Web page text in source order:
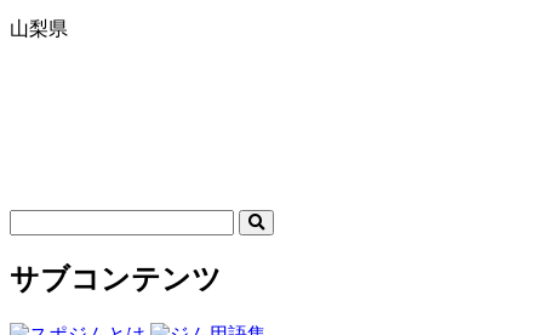
山梨県
サブコンテンツ